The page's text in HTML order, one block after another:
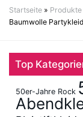
Startseite » Produkte
Baumwolle
Top
50er-Jahre Rock